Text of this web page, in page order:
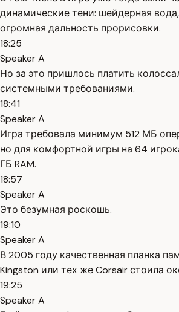
динамические тени: шейдерная
огромная дальность прорисовки.
18:25
Speaker A
Но за это пришлось платить
системными требованиями.
18:41
Speaker A
Игра требовала минимум 512 МБ
но для комфортной игры на 64
ГБ RAM.
18:57
Speaker A
Это безумная роскошь.
19:10
Speaker A
В 2005 году качественная планка
Kingston или тех же Corsair стоила
19:25
Speaker A